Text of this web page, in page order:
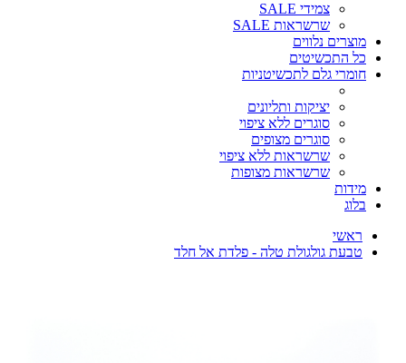
צמידי SALE
שרשראות SALE
מוצרים נלווים
כל התכשיטים
חומרי גלם לתכשיטניות
יציקות ותליונים
סוגרים ללא ציפוי
סוגרים מצופים
שרשראות ללא ציפוי
שרשראות מצופות
מידות
בלוג
ראשי
טבעת גולגולת טלה - פלדת אל חלד